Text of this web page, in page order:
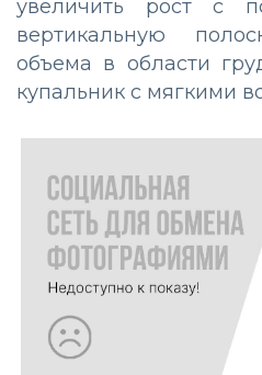
увеличить рост с
вертикальную
объема в области
купальник с мягкими